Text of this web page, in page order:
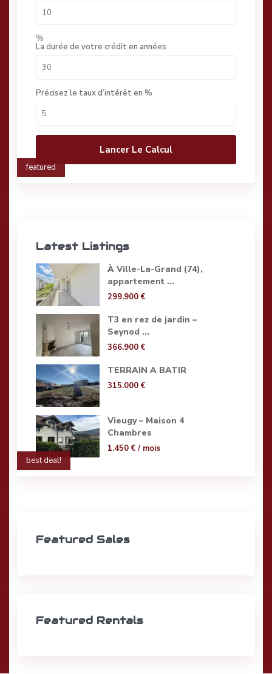
%
La durée de votre crédit en années
Précisez le taux d’intérêt en %
Lancer Le Calcul
featured
Latest Listings
À Ville-La-Grand (74),
appartement ...
299.900 €
T3 en rez de jardin –
Seynod ...
366.900 €
TERRAIN A BATIR
315.000 €
Vieugy – Maison 4
Chambres
1.450 €/ mois
best deal!
Featured Sales
Featured Rentals